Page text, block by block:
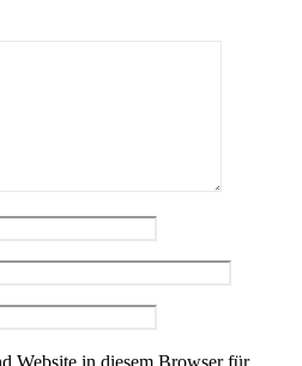
Website in diesem Browser für